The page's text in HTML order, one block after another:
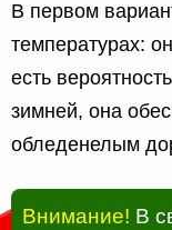
В первом
температурах:
есть
зимней, она
обледенелым
Внимание! В